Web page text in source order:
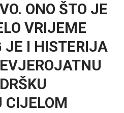
ONO ŠTO JE
VRIJEME
JE I HISTERIJA
CIJELOM